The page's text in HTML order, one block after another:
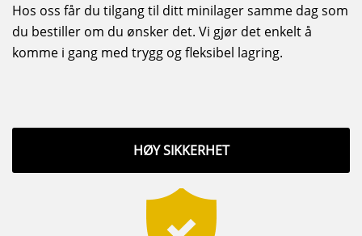
Hos oss får du tilgang til ditt minilager samme dag som
du bestiller om du ønsker det. Vi gjør det enkelt å
komme i gang med trygg og fleksibel lagring.
HØY SIKKERHET